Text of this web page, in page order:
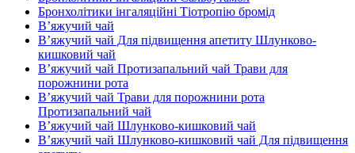
Бронхолітики інгаляційні Тіотропію бромід
В’яжучий чай
В’яжучий чай Для підвищення апетиту Шлунково-
кишковий чай
В’яжучий чай Протизапальний чай Трави для
порожнини рота
В’яжучий чай Трави для порожнини рота
Протизапальний чай
В’яжучий чай Шлунково-кишковий чай
В’яжучий чай Шлунково-кишковий чай Для підвищення